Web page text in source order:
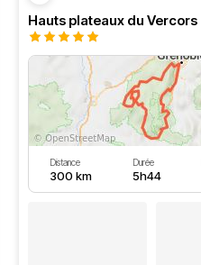
Hauts plateaux du Vercors
Distance
300 km
Durée
5h44